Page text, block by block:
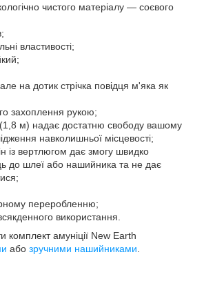
чистого матеріалу — соєвого
властивості;
на дотик стрічка повідця м'яка як
захоплення рукою;
м) надає достатню свободу вашому
навколишньої місцевості;
із вертлюгом дає змогу швидко
до шлеї або нашийника та не дає
переробленню;
використання.
комплект амуніції New Earth
або зручними нашийниками